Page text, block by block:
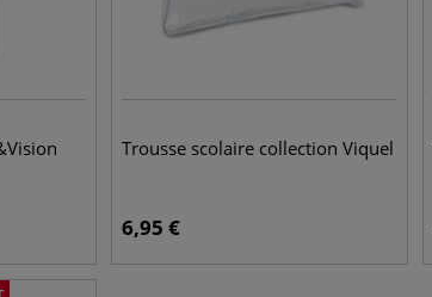
Trousse scolaire collection Viquel
6,95 €